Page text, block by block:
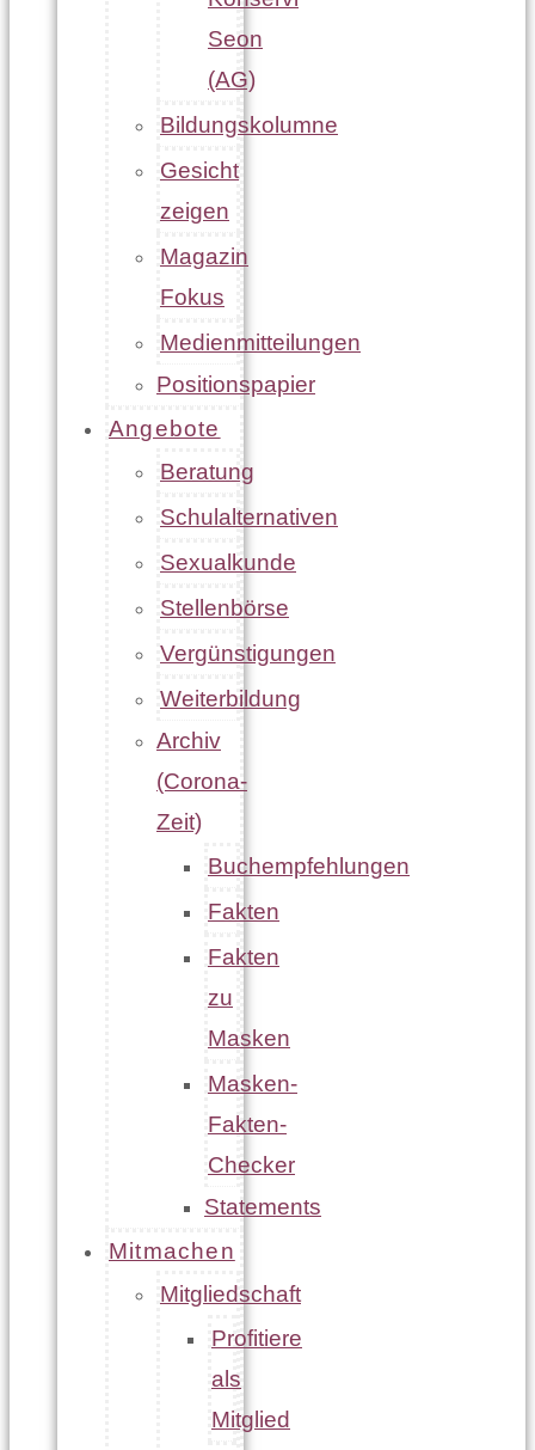
Seon
(AG)
Bildungskolumne
Gesicht
zeigen
Magazin
Fokus
Medienmitteilungen
Positionspapier
Angebote
Beratung
Schulalternativen
Sexualkunde
Stellenbörse
Vergünstigungen
Weiterbildung
Archiv
(Corona-
Zeit)
Buchempfehlungen
Fakten
Fakten
zu
Masken
Masken-
Fakten-
Checker
Statements
Mitmachen
Mitgliedschaft
Profitiere
als
Mitglied